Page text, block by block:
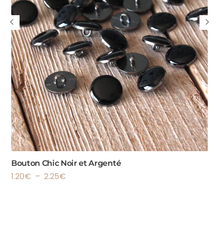
Bouton Chic Noir et Argenté
1.20€ – 2.25€